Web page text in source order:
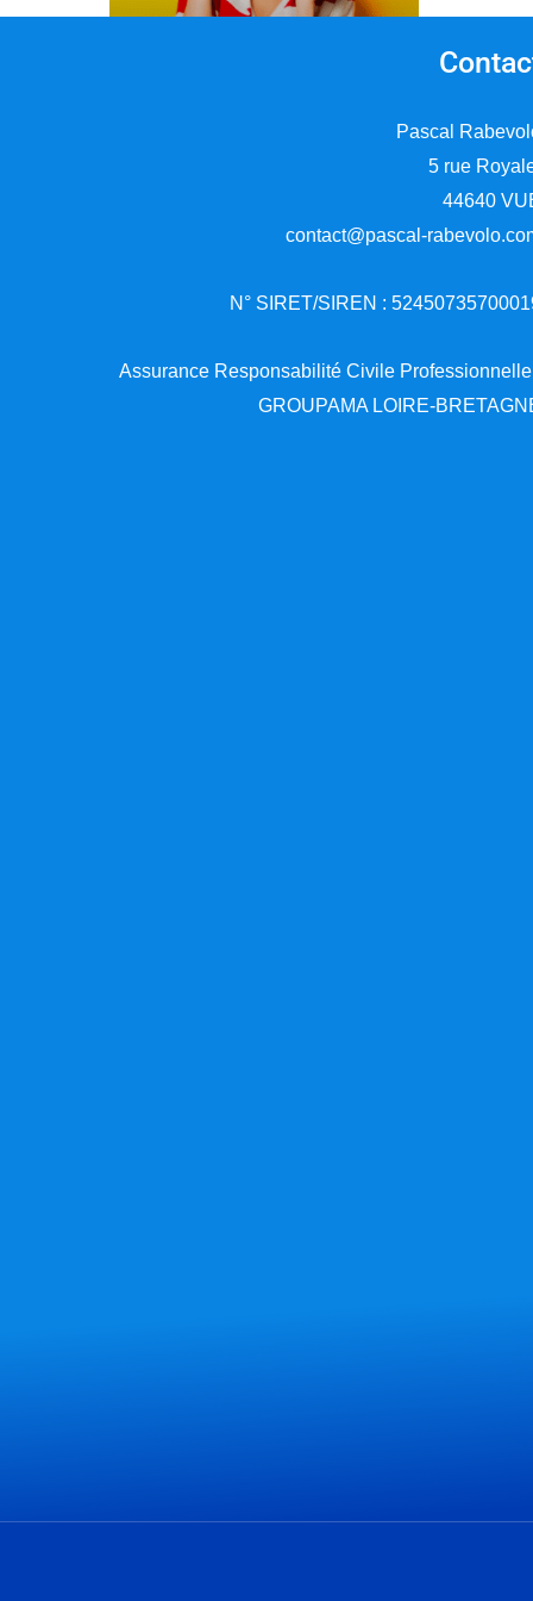
Pascal
5 rue
44640
contact@pascal-
N° SIRET/SIREN :
Assurance Responsabilité Civile Professionnelle
GROUPAMA LOIRE-